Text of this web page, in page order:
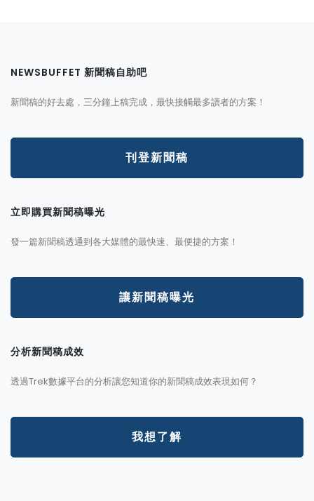
NEWSBUFFET 新聞稿自助吧
新聞稿的好去處，三分鐘上稿完成，最快接觸最多讀者的方案！
刊登新聞稿
立即購買新聞稿曝光
發一篇新聞稿透通到各大媒體的最快速、最便捷的方案！
讓新聞稿曝光
分析新聞稿成效
透過Trek數據平台的分析讓您知道你的新聞稿成效表現如何？
我想了解